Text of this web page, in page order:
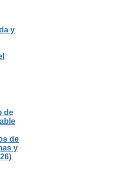
y
de
de
y